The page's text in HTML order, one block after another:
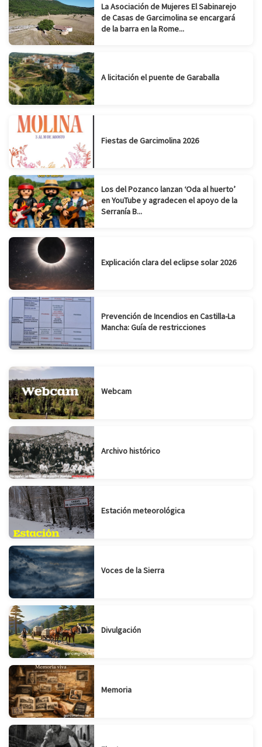
La Asociación de Mujeres El Sabinarejo
de Casas de Garcimolina se encargará
de la barra en la Rome...
A licitación el puente de Garaballa
Fiestas de Garcimolina 2026
Los del Pozanco lanzan ‘Oda al huerto’
en YouTube y agradecen el apoyo de la
Serranía B...
Explicación clara del eclipse solar 2026
Prevención de Incendios en Castilla-La
Mancha: Guía de restricciones
Webcam
Archivo histórico
Estación meteorológica
Voces de la Sierra
Divulgación
Memoria